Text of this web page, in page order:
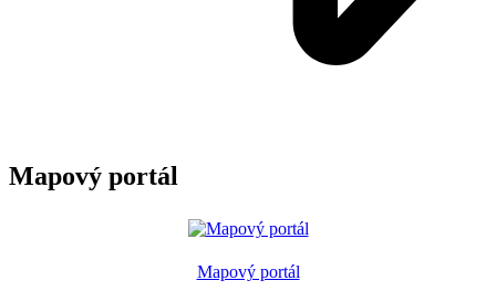
Mapový portál
Mapový portál